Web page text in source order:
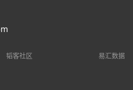
韬客社区 易汇数据